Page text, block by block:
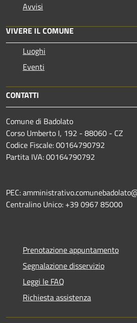
Avvisi
VIVERE IL COMUNE
Luoghi
Eventi
CONTATTI
Comune di Badolato
Corso Umberto I, 192 - 88060 - CZ
Codice Fiscale: 00164790792
Partita IVA: 00164790792
PEC:
Centralino Unico: +39 0967 85000
Prenotazione appuntamento
Segnalazione disservizio
Leggi le FAQ
Richiesta assistenza